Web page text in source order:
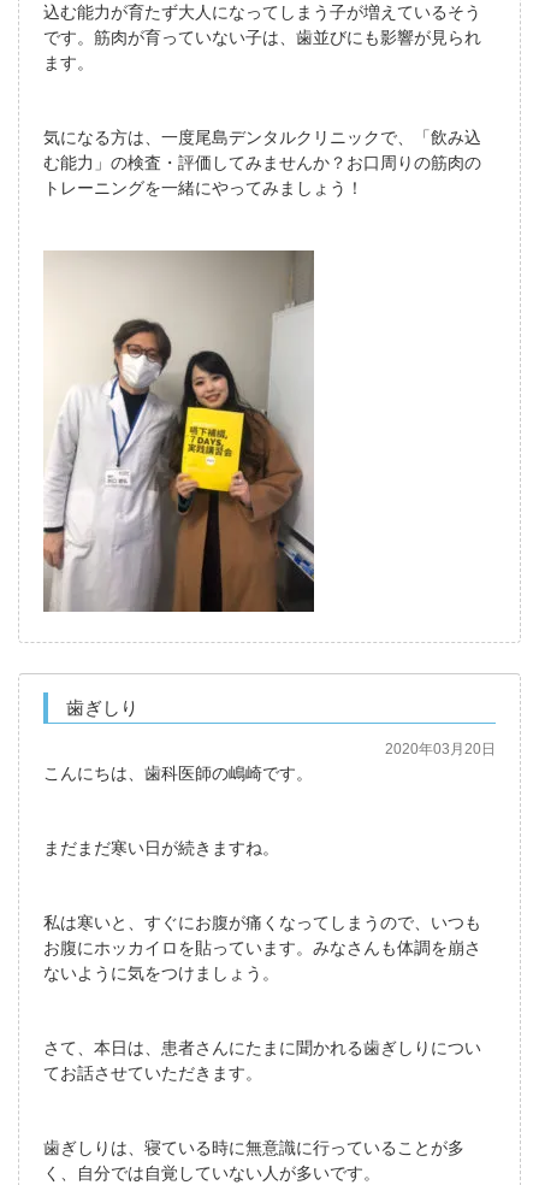
込む能力が育たず大人になってしまう子が増えているそう
です。筋肉が育っていない子は、歯並びにも影響が見られ
ます。
気になる方は、一度尾島デンタルクリニックで、「飲み込
む能力」の検査・評価してみませんか？お口周りの筋肉の
トレーニングを一緒にやってみましょう！
歯ぎしり
2020年03月20日
こんにちは、歯科医師の嶋崎です。
まだまだ寒い日が続きますね。
私は寒いと、すぐにお腹が痛くなってしまうので、いつも
お腹にホッカイロを貼っています。みなさんも体調を崩さ
ないように気をつけましょう。
さて、本日は、患者さんにたまに聞かれる歯ぎしりについ
てお話させていただきます。
歯ぎしりは、寝ている時に無意識に行っていることが多
く、自分では自覚していない人が多いです。